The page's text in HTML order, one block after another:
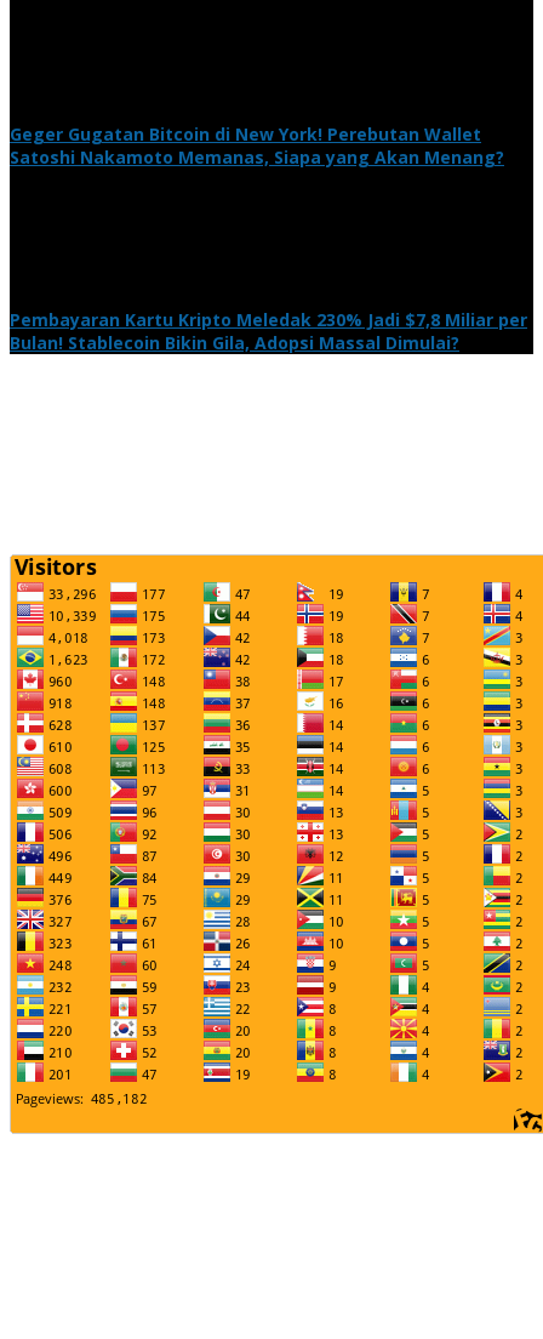
Geger Gugatan Bitcoin di New York! Perebutan Wallet
Satoshi Nakamoto Memanas, Siapa yang Akan Menang?
Pembayaran Kartu Kripto Meledak 230% Jadi $7,8 Miliar per
Bulan! Stablecoin Bikin Gila, Adopsi Massal Dimulai?